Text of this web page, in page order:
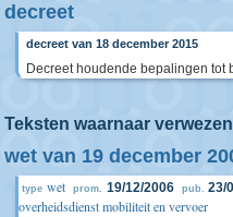
decreet
decreet van 18 december 2015
Decreet houdende bepalingen
Teksten waarnaar
wet van 19 december
type wet prom. 19/12/2006 pub. 23/
overheidsdienst mobiliteit en vervoer